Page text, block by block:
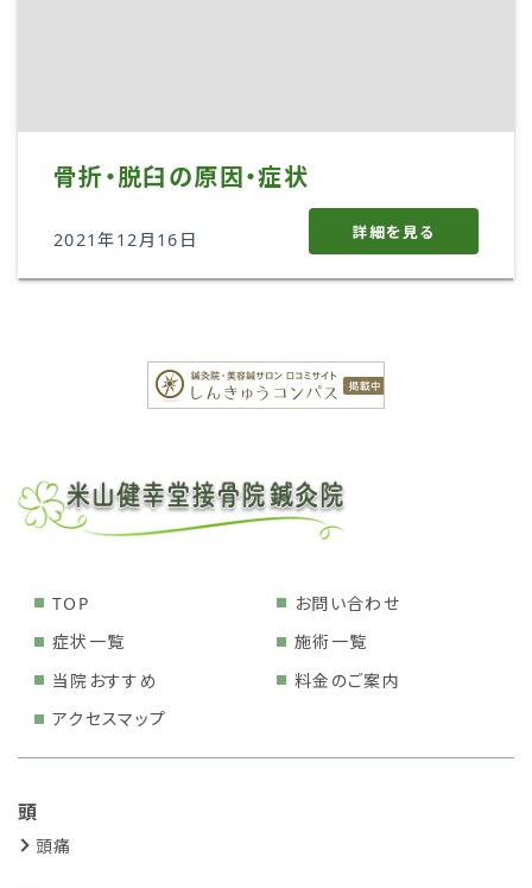
骨折・脱臼の原因・症状
2021年12月16日 詳細を見る
TOP
お問い合わせ
症状一覧
施術一覧
当院おすすめ
料金のご案内
アクセスマップ
頭
頭痛